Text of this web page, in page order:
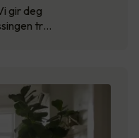
gir deg
tr…